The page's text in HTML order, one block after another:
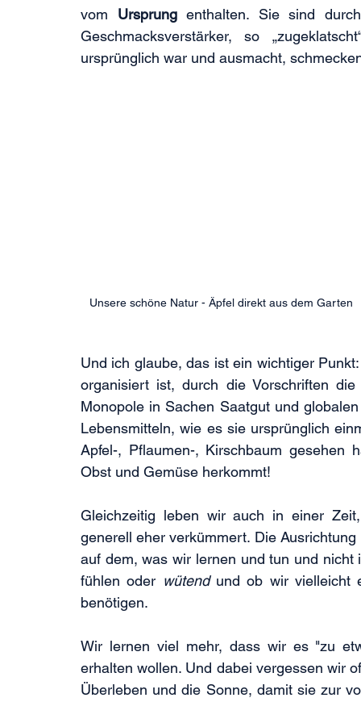
vom Ursprung enthalten. Sie sind
Geschmacksverstärker, so
ursprünglich war und ausmacht,
Unsere schöne Natur - Äpfel direkt aus dem Garten
Und ich glaube, das ist ein wichtiger
organisiert ist, durch die Vorschriften
Monopole in Sachen Saatgut und
Lebensmitteln, wie es sie ursprünglich
Apfel-, Pflaumen-, Kirschbaum gesehen
Obst und Gemüse herkommt!
Gleichzeitig leben wir auch in einer
generell eher verkümmert. Die
auf dem, was wir lernen und tun und
fühlen oder wütend und ob wir vielleicht
benötigen.
Wir lernen viel mehr, dass wir es "zu
erhalten wollen. Und dabei vergessen wir
Überleben und die Sonne, damit sie zur